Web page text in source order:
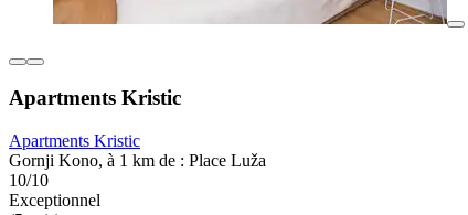
Apartments Kristic
Apartments Kristic
Gornji Kono, à 1 km de : Place Luža
10/10
Exceptionnel